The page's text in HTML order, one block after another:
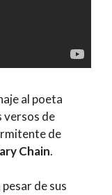
al poeta
versos de
de
Chain.
de sus